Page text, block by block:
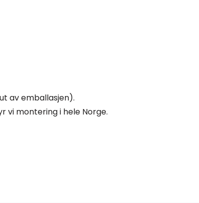
av emballasjen).
vi montering i hele Norge.